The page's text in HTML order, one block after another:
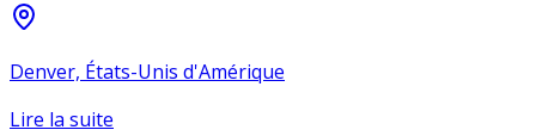
Denver, États-Unis d'Amérique
Lire la suite